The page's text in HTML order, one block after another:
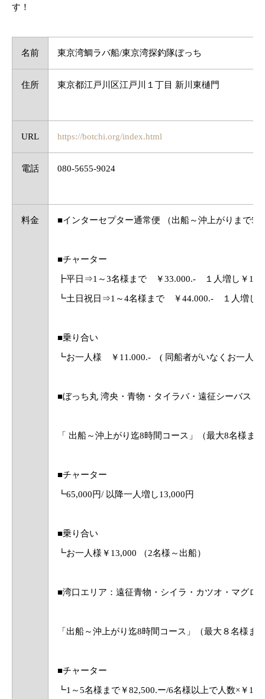
す！
名前 東京湾鯛ラバ船/東京湾探釣隊ぼっち
住所 東京都江戸川区江戸川１丁目 新川東樋門
URL https://botchi.org/index.html
電話 080-5655-9024
料金 ■インターセプター通常便 （出船～沖上がりまで5
■チャーター
┣平日⇒1～3名様まで ￥33.000.- １人増し￥
┗土日祝日⇒1～4名様まで ￥44.000.- １人増し
■乗り合い
┗お一人様 ￥11.000.- ( 同船者がいなくお一人様
■ぼっち丸 湾央・青物・タイラバ・遠征シーバス
「 出船～沖上がり迄8時間コース」（最大8名様ま
■チャーター
┗65,000円/ 以降一人増し13,000円
■乗り合い
┗お一人様￥13,000 （2名様～出船）
■湾口エリア：遠征青物・シイラ・カツオ・マグロ
「出船～沖上がり迄8時間コース」（最大８名様ま
■チャーター
┗1～5名様まで￥82,500.ー/6名様以上で人数×￥